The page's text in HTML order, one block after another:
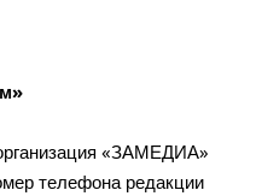
«ЗАМЕДИА»
телефона редакции